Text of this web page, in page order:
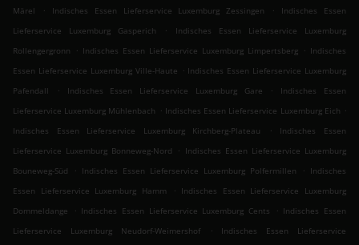
Märel
. Indisches Essen Lieferservice Luxemburg Zessingen .
Indisches Essen
Lieferservice Luxemburg Gasperich
.
Indisches Essen Lieferservice Luxemburg
Rollengergronn
. Indisches Essen Lieferservice Luxemburg Limpertsberg . Indisches
Essen Lieferservice Luxemburg Ville-Haute . Indisches Essen Lieferservice Luxemburg
Pafendall
. Indisches Essen Lieferservice Luxemburg Gare .
Indisches Essen
Lieferservice Luxemburg Mühlenbach . Indisches Essen Lieferservice Luxemburg Eich .
Indisches Essen Lieferservice Luxemburg Kirchberg-Plateau
.
Indisches Essen
Lieferservice Luxemburg Bonneweg-Nord
. Indisches Essen Lieferservice Luxemburg
Bouneweg-Süd
. Indisches Essen Lieferservice Luxemburg Polfermillen . Indisches
Essen Lieferservice Luxemburg Hamm
. Indisches Essen Lieferservice Luxemburg
Dommeldange
. Indisches Essen Lieferservice Luxemburg Cents . Indisches Essen
Lieferservice Luxemburg Neudorf-Weimershof
.
Indisches Essen Lieferservice